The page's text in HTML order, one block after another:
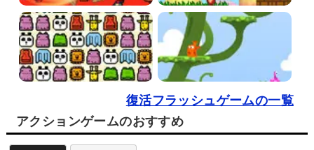
復活フラッシュゲームの一覧
アクションゲームのおすすめ